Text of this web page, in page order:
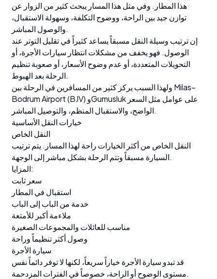
هذا المطار. وفي مثل هذا المسار يبحث كثير من الزوار عن
توازن جيد بين الراحة، ووضوح التكلفة، وسهولة الاستقبال،
والوصول المباشر.
إن ترتيب وسيلة النقل مسبقاً يساعد كثيراً في تقليل التوتر عند
الوصول. فهو يخفف من مشكلات انتظار سيارات الأجرة، أو
التحويلات المتعددة، أو عدم وضوح الأسعار، أو صعوبة تنظيم
الرحلة بعد الهبوط.
ولهذا السبب يركز كثير من المسافرين في الرحلة بين Milas–
Bodrum Airport (BJV) وGumusluk على عوامل مثل السعر
الواضح، والاستقبال المنظم، والتوصيل المباشر.
خيارات النقل الأساسية
النقل الخاص
النقل الخاص من أكثر الخيارات راحة لهذا المسار. يتم ترتيب
السيارة مسبقاً وتتم الرحلة بشكل مباشر إلى الوجهة.
المزايا:
سعر ثابت
استقبال في المطار
خدمة من الباب إلى الباب
ملاءمة أكبر للأمتعة
مناسب للعائلات والمجموعات الصغيرة
وصول أكثر تنظيماً وراحة
سيارة الأجرة
قد تبدو سيارة الأجرة خياراً سريعاً، لكنها لا توفر دائماً نفس
مستوى الوضوح أو الراحة، خصوصاً في الفترات المزدحمة.